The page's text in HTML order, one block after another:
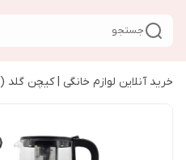
جستجو
خرید آنلاین لوازم خانگی | کیچن گلد (Kitchen Gold)